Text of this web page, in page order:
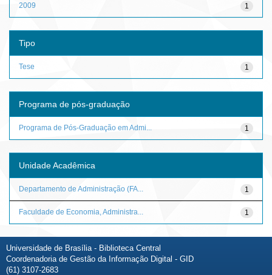
1
2009
Tipo
1
Tese
Programa de pós-graduação
1
Programa de Pós-Graduação em Admi...
Unidade Acadêmica
1
Departamento de Administração (FA...
1
Faculdade de Economia, Administra...
Universidade de Brasília - Biblioteca Central
Coordenadoria de Gestão da Informação Digital - GID
(61) 3107-2683